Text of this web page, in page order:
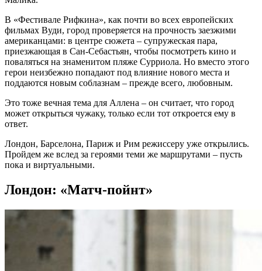
В «Фестивале Рифкина», как почти во всех европейских
фильмах Вуди, город проверяется на прочность заезжими
американцами: в центре сюжета – супружеская пара,
приезжающая в Сан-Себастьян, чтобы посмотреть кино и
поваляться на знаменитом пляже Сурриола. Но вместо этого
герои неизбежно попадают под влияние нового места и
поддаются новым соблазнам – прежде всего, любовным.
Это тоже вечная тема для Аллена – он считает, что город
может открыться чужаку, только если тот откроется ему в
ответ.
Лондон, Барселона, Париж и Рим режиссеру уже открылись.
Пройдем же вслед за героями теми же маршрутами – пусть
пока и виртуальными.
Лондон: «Матч-пойнт»